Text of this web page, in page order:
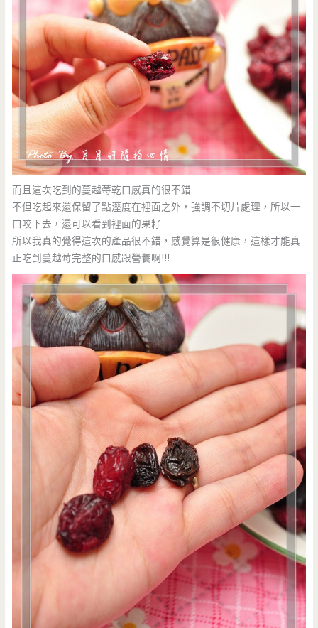
而且這次吃到的蔓越莓乾口感真的很不錯
不但吃起來還保留了點溼度在裡面之外，強調不切片處理，所以一
口咬下去，還可以看到裡面的果籽
所以我真的覺得這次的產品很不錯，感覺算是很健康，這樣才能真
正吃到蔓越莓完整的口感跟營養啊!!!